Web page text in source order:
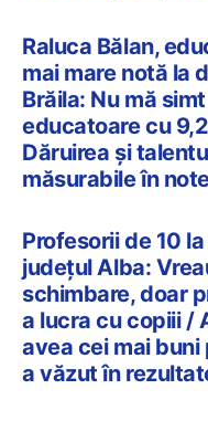
Raluca Bălan,
mai mare notă la
Brăila: Nu mă
educatoare cu
Dăruirea și
măsurabile în
Profesorii de 10
județul Alba:
schimbare, doar
a lucra cu copiii /
avea cei mai
a văzut în